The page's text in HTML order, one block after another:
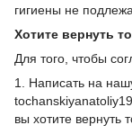
гигиены не
Хотите вернуть
Для того, чтобы
1. Написать на
вы хотите вернуть